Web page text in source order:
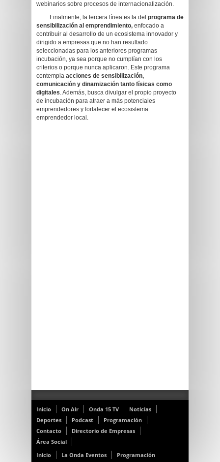
webinarios sobre procesos de internacionalización.
Finalmente, la tercera línea es la del programa de
sensibilización al emprendimiento, enfocado a
contribuir al desarrollo de un ecosistema innovador y
dirigido a empresas que no han resultado
seleccionadas para los anteriores programas
incubación, ya sea porque no cumplían con los
criterios o porque nunca aplicaron. Este programa
contempla acciones de sensibilización,
comunicación y dinamización tanto físicas como
digitales. Además, busca divulgar el propio proyecto
de incubación para atraer a más potenciales
emprendedores y fortalecer el ecosistema
emprendedor local.
Inicio On Air Onda 15 TV
Noticias
Deportes
Podcast
Programación
Contacto
Directorio de Empresas
Área Social
Inicio
La Onda Eventos Programación